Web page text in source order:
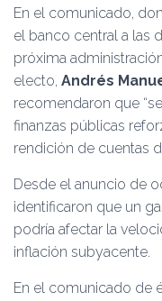
En el comunicado,
el banco central a las
próxima
electo, Andrés
recomendaron que
finanzas públicas
rendición de cuentas
Desde el anuncio de
identificaron que un
podría afectar la
inflación subyacente.
En el comunicado de